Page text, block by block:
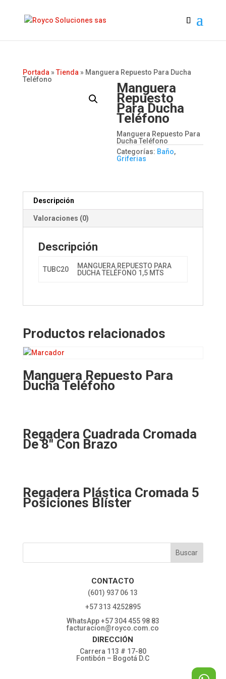
Portada » Tienda » Manguera Repuesto Para Ducha
Teléfono
Manguera
Repuesto
Para Ducha
Teléfono
Manguera Repuesto Para
Ducha Teléfono
Categorías: Baño,
Griferias
Descripción
Valoraciones (0)
Descripción
TUBC20
MANGUERA REPUESTO PARA
DUCHA TELÉFONO 1,5 MTS
Productos relacionados
Manguera Repuesto Para
Ducha Teléfono
Regadera Cuadrada Cromada
De 8″ Con Brazo
Regadera Plástica Cromada 5
Posiciones Blíster
CONTACTO
‎(601) 937 06 13
‎+57 313 4252895
WhatsApp +57 304 455 98 83
facturacion@royco.com.co
DIRECCIÓN
Carrera 113 # 17-80
Fontibón – Bogotá D.C